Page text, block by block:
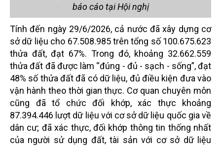
báo cáo tại Hội nghị
Tính đến ngày 29/6/2026, cả nước đã xây dựng cơ
sở dữ liệu cho 67.508.985 trên tổng số 100.675.623
thửa đất, đạt 67%. Trong đó, khoảng 32.662.559
thửa đất đã được làm “đúng - đủ - sạch - sống”, đạt
48% số thửa đất đã có dữ liệu, đủ điều kiện đưa vào
vận hành theo thời gian thực. Cơ quan chuyên môn
cũng đã tổ chức đối khớp, xác thực khoảng
87.394.446 lượt dữ liệu với cơ sở dữ liệu quốc gia về
dân cư; đã xác thực, đối khớp thông tin thống nhất
của người sử dụng đất, tài sản với cơ sở dữ liệu